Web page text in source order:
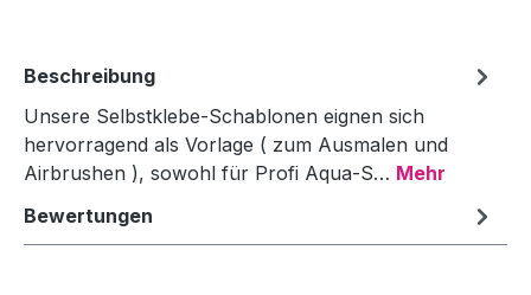
Beschreibung
Unsere Selbstklebe-Schablonen eignen sich
hervorragend als Vorlage ( zum Ausmalen und
Airbrushen ), sowohl für Profi Aqua-S… Mehr
Bewertungen